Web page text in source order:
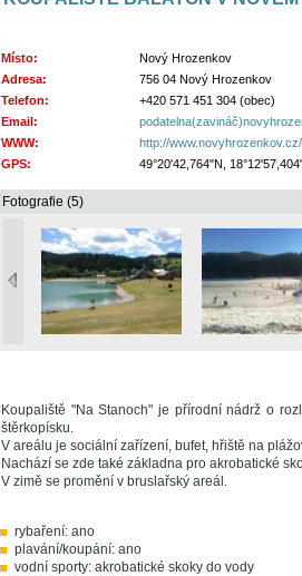
Místo:
Nový Hrozenkov
Adresa:
756 04 Nový Hrozenkov
Telefon:
+420 571 451 304 (obec)
Email:
WWW:
http://
GPS:
49°20'42,764"N,
Fotografie (5)
Koupaliště "Na Stanoch" je přírodní nádrž o
štěrkopísku.
V areálu je sociální zařízení, bufet, hřiště na
Nachází se zde také základna pro akrobatické
V zimě se promění v bruslařský areál.
rybaření: ano
plavání/koupání: ano
vodní sporty: akrobatické skoky do vody